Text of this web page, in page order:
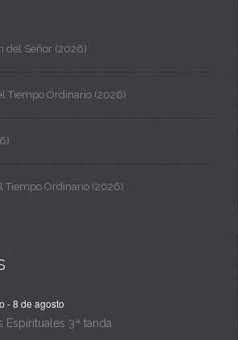
del Señor (2026)
Tiempo Ordinario (2026)
Tiempo Ordinario (2026)
-8 de agosto
Espirituales 3ª tanda